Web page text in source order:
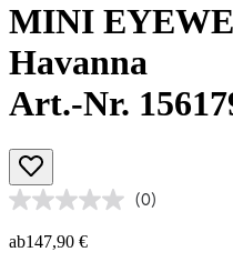
MINI
Havanna
Art.-Nr.
(0)
ab147,90 €